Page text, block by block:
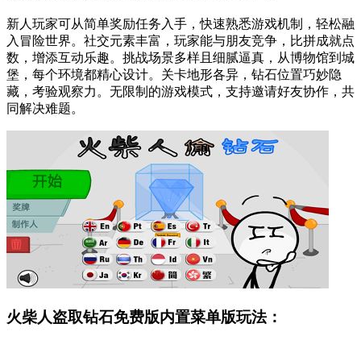
新人玩家可从简单奖励任务入手，快速熟悉游戏机制，轻松融
入冒险世界。社交元素丰富，玩家能与朋友竞争，比拼成就点
数，增添互动乐趣。挑战场景多样且细腻逼真，从博物馆到城
堡，每个环境都精心设计。关卡地形各异，钻石位置巧妙隐
藏，考验观察力。无限制的游戏模式，支持邀请好友协作，共
同解决难题。
火柴人盗取钻石免费版内置菜单版玩法：